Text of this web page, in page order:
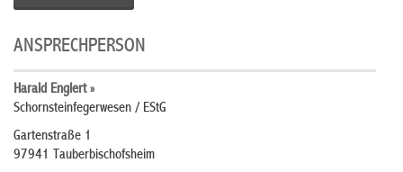
ANSPRECHPERSON
Harald Englert »
Schornsteinfegerwesen / EStG
Gartenstraße 1
97941 Tauberbischofsheim